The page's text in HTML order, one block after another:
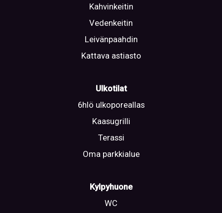
Kahvinkeitin
Vedenkeitin
Leivänpaahdin
Kattava astiasto
Ulkotilat
6hlö ulkoporeallas
Kaasugrilli
Terassi
Oma parkkialue
Kylpyhuone
WC